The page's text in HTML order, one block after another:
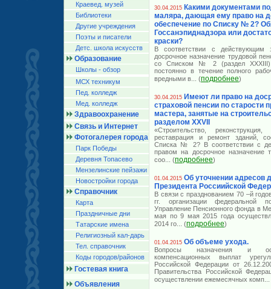
Краевед. музей
Библиотеки
Другие учреждения
Поэты и писатели
Детс. школа искусств
Образование
Школы - обзор
МСХ техникум
Пед. колледж
Мед. колледж
Здравоохранение
Связь и Интернет
Фотогалерея города
Парк Победы
Деревня Топасево
Мензелинские пейзажи
Новостройки города
Справочник
Карта
Праздничные дни
Татарские имена
Религиозный кал-дарь
Тел. справочник
Коды городов/райoнов
Гостевая книга
Объявления
30.04.2015 Какими документами
маляра, дающая ему право на
обеспечение по Списку № 2?
Госсанэпиднадзора или
краски?
В соответствии с действующим
досрочное назначение трудовой
со Списком № 2 (раздел XXXIII)
постоянно в течение полного
вредными в ... (подробнее)
30.04.2015 Имеют ли право на
страховой пенсии по старости
мастера, занятые на
разделом XXVII
«Строительство, реконструкция,
реставрация и ремонт зданий,
Списка № 2? В соответствии с
правом на досрочное назначение
соо ... (подробнее)
01.04.2015 Об уточнении адресов
Президента Россиийской
В связи с празднованием 70 –й
гг. организации федеральной
Управление Пенсионного фонда в
мая по 9 мая 2015 года
2014 го ... (подробнее)
01.04.2015 Об объеме ухода.
Вопросы назначения и
компенсационных выплат
Российской Федерации от
Правительства Российской
осуществлении ежемесячных комп